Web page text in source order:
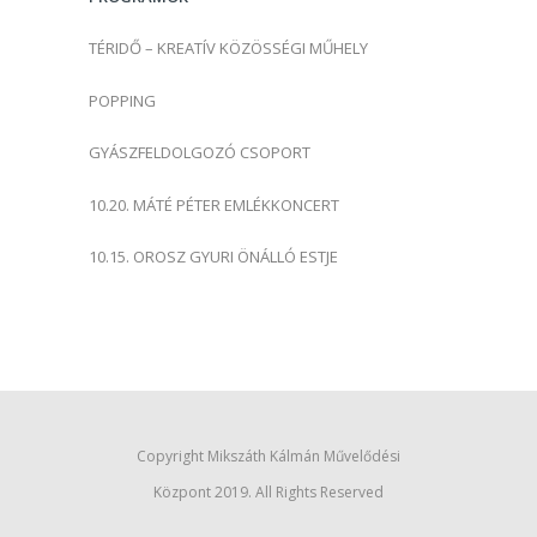
:
TÉRIDŐ – KREATÍV KÖZÖSSÉGI MŰHELY
POPPING
GYÁSZFELDOLGOZÓ CSOPORT
10.20. MÁTÉ PÉTER EMLÉKKONCERT
10.15. OROSZ GYURI ÖNÁLLÓ ESTJE
Copyright Mikszáth Kálmán Művelődési
Központ 2019. All Rights Reserved